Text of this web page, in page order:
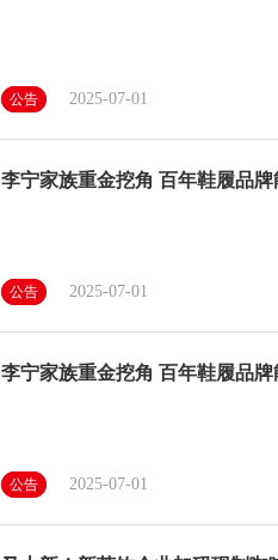
公告 2025-07-01
李宁家族重金挖角 百年鞋履品牌
公告 2025-07-01
李宁家族重金挖角 百年鞋履品牌
公告 2025-07-01